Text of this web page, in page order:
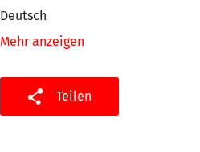
Deutsch
Mehr anzeigen
Teilen